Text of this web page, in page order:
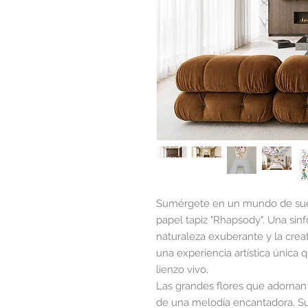
Sumérgete en un mundo de
papel tapiz "Rhapsody". Una
naturaleza exuberante y la
una experiencia artística única
lienzo vivo.
Las grandes flores que
de una melodía encantadora.